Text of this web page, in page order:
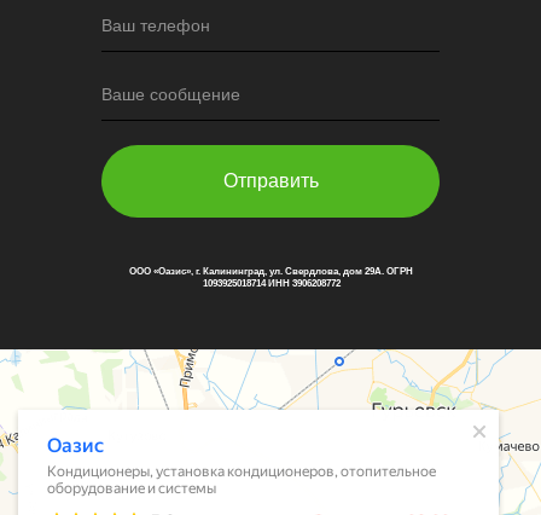
Ваш телефон
Ваше сообщение
Отправить
ООО «Оазис», г. Калининград, ул. Свердлова, дом 29А. ОГРН
1093925018714 ИНН 3906208772